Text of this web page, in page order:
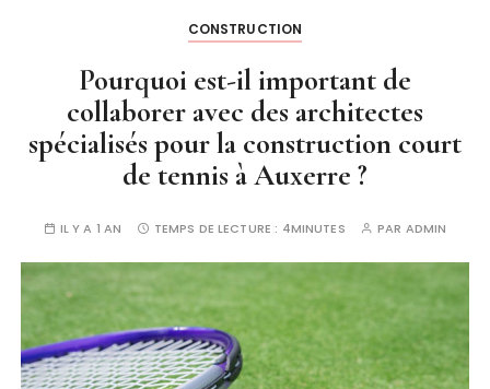
CONSTRUCTION
Pourquoi est-il important de
collaborer avec des architectes
spécialisés pour la construction court
de tennis à Auxerre ?
IL Y A 1 AN TEMPS DE LECTURE : 4MINUTES PAR ADMIN